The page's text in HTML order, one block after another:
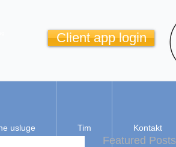
Client app login
usluge Tim Kontakt
Featured Posts